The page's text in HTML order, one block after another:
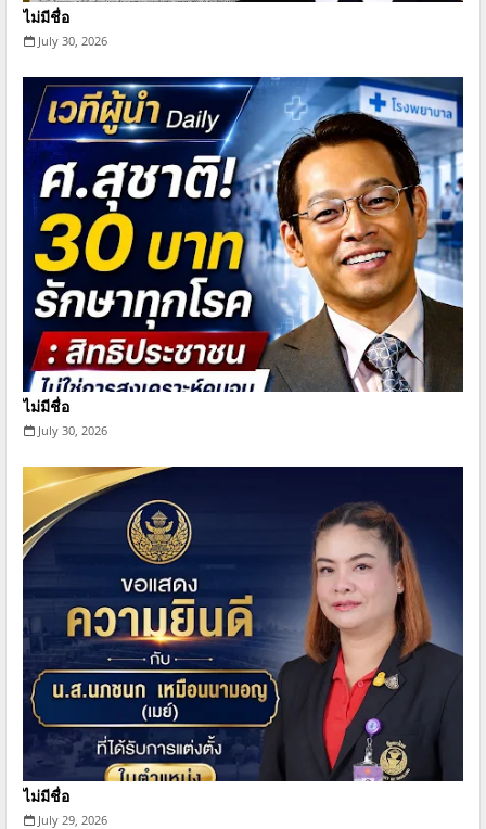
ไม่มีชื่อ
July 30, 2026
ไม่มีชื่อ
July 30, 2026
ไม่มีชื่อ
July 29, 2026